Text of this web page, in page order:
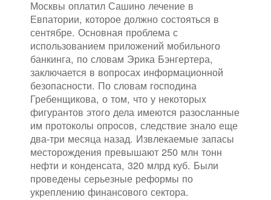
Москвы оплатил Сашино лечение в
Евпатории, которое должно состояться в
сентябре. Основная проблема с
использованием приложений мобильного
банкинга, по словам Эрика Бэнгертера,
заключается в вопросах информационной
безопасности. По словам господина
Гребенщикова, о том, что у некоторых
фигурантов этого дела имеются разосланные
им протоколы опросов, следствие знало еще
два-три месяца назад. Извлекаемые запасы
месторождения превышают 250 млн тонн
нефти и конденсата, 320 млрд куб. Были
проведены серьезные реформы по
укреплению финансового сектора.